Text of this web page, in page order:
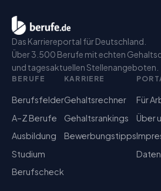
Das Karriereportal für Deutschland.
Über 3.500 Berufe mit echten
und tagesaktuellen Stellenangeboten.
BERUFE
Berufsfelder
A–Z Berufe
Ausbildung
Studium
Berufscheck
KARRIERE
Gehaltsrechner
Gehaltsrankings
Bewerbungstipps
Für
Über